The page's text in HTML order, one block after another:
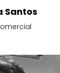
Santos